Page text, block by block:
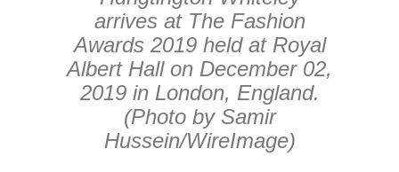
arrives at The Fashion
Awards 2019 held at Royal
Albert Hall on December 02,
2019 in London, England.
(Photo by Samir
Hussein/WireImage)